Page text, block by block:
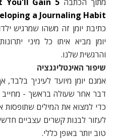
a Journaling Habit
כתיבת יומן זה משהו שמרגיש
יומן מביא איתו כל מיני
והרגשית שלנו.
שיפור האינטליגנציה
אמנם יומן מיועד לעיניך
דבר אחר שעולה בראשך -
כדי למצוא את המילים
לעזור לבנות קשרים עצביים
טוב יותר באופן כללי.